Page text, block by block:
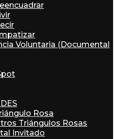
Voluntaria (Documental
Rosa
Triángulos Rosas
Invitado